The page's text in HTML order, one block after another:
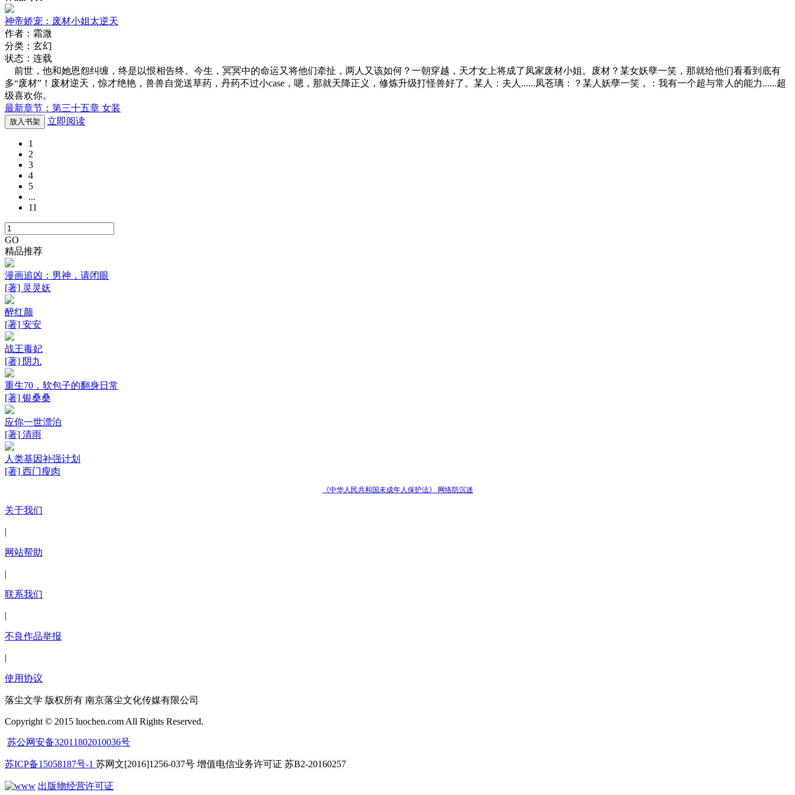
神帝娇宠：废材小姐太逆天
作者：霜溦
分类：玄幻
状态：连载
前世，他和她恩怨纠缠，终是以恨相告终。今生，冥冥中的命运又将他们牵扯，两人又该如何？一朝穿越，天才女上将成了凤家废材小姐。废材？某女妖孽一笑，那就给他们看看到底有
多“废材”！废材逆天，惊才绝艳，兽兽自觉送草药，丹药不过小case，嗯，那就天降正义，修炼升级打怪兽好了。某人：夫人......凤苍璃：？某人妖孽一笑，：我有一个超与常人的能力......超
级喜欢你。
最新章节：第三十五章 女装
放入书架 立即阅读
1
2
3
4
5
...
11
GO
精品推荐
漫画追凶：男神，请闭眼
[著] 灵灵妖
醉红颜
[著] 安安
战王毒妃
[著] 阴九
重生70，软包子的翻身日常
[著] 银桑桑
应你一世漂泊
[著] 清雨
人类基因补强计划
[著] 西门瘦肉
《中华人民共和国未成年人保护法》 网络防沉迷
关于我们
|
网站帮助
|
联系我们
|
不良作品举报
|
使用协议
落尘文学 版权所有 南京落尘文化传媒有限公司
Copyright © 2015 luochen.com All Rights Reserved.
苏公网安备32011802010036号
苏ICP备15058187号-1 苏网文[2016]1256-037号 增值电信业务许可证 苏B2-20160257
出版物经营许可证